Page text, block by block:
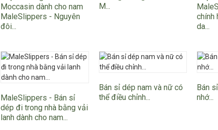
Moccasin dành cho nam
MaleSlippers - Nguyên
đôi...
M...
chính
da...
MaleSlippers - Bán sỉ
dép đi trong nhà bằng vải
lanh dành cho nam...
Bán sỉ dép nam và nữ có
thể điều chỉnh...
Bán
nhớ...